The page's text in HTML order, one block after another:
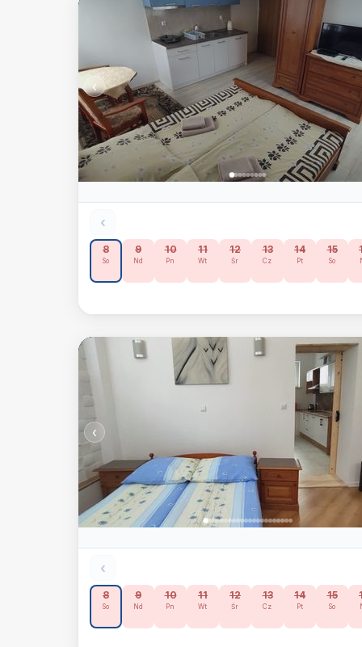
‹
‹
8
So
9
Nd
10
Pn
11
Wt
12
Śr
13
Cz
14
Pt
15
So
‹
‹
8
So
9
Nd
10
Pn
11
Wt
12
Śr
13
Cz
14
Pt
15
So